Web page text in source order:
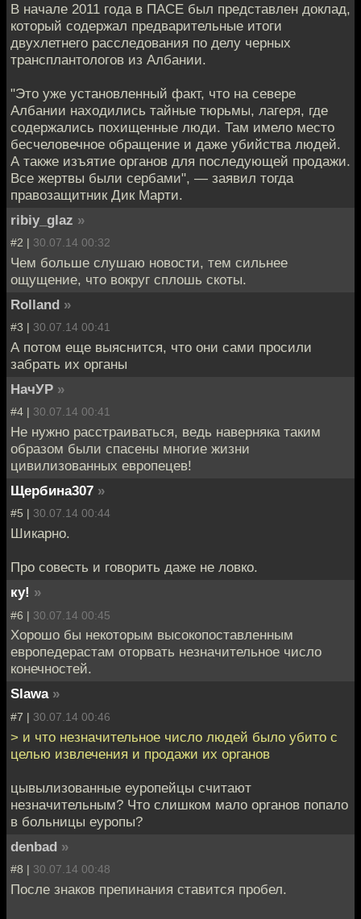
В начале 2011 года в ПАСЕ был представлен доклад,
который содержал предварительные итоги
двухлетнего расследования по делу черных
трансплантологов из Албании.
"Это уже установленный факт, что на севере
Албании находились тайные тюрьмы, лагеря, где
содержались похищенные люди. Там имело место
бесчеловечное обращение и даже убийства людей.
А также изъятие органов для последующей продажи.
Все жертвы были сербами", — заявил тогда
правозащитник Дик Марти.
ribiy_glaz »
#2 | 30.07.14 00:32
Чем больше слушаю новости, тем сильнее
ощущение, что вокруг сплошь скоты.
Rolland »
#3 | 30.07.14 00:41
А потом еще выяснится, что они сами просили
забрать их органы
НачУР »
#4 | 30.07.14 00:41
Не нужно расстраиваться, ведь наверняка таким
образом были спасены многие жизни
цивилизованных европецев!
Щербина307 »
#5 | 30.07.14 00:44
Шикарно.
Про совесть и говорить даже не ловко.
ку! »
#6 | 30.07.14 00:45
Хорошо бы некоторым высокопоставленным
европедерастам оторвать незначительное число
конечностей.
Slawa »
#7 | 30.07.14 00:46
> и что незначительное число людей было убито с
целью извлечения и продажи их органов
цывылизованные еуропейцы считают
незначительным? Что слишком мало органов попало
в больницы еуропы?
denbad »
#8 | 30.07.14 00:48
После знаков препинания ставится пробел.